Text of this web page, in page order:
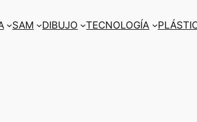
SAM DIBUJO TECNOLOGÍA